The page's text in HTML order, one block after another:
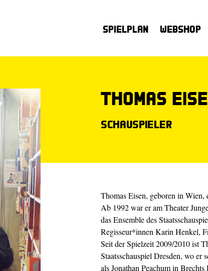
Spielplan Webshop
Thomas
Schauspieler
Thomas Eisen, geboren in
Ab 1992 war er am Theater
das Ensemble des
Regisseur*innen Karin Henkel,
Seit der Spielzeit 2009/2010 ist
Staatsschauspiel Dresden, wo
als Jonathan Peachum in Brechts